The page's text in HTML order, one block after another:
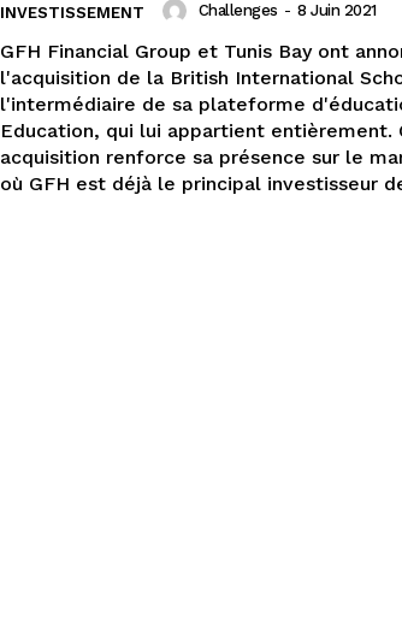
INVESTISSEMENT Challenges - 8 Juin 2021
GFH Financial Group et Tunis Bay ont
l'acquisition de la British International
l'intermédiaire de sa plateforme
Education, qui lui appartient entièrement.
acquisition renforce sa présence sur le
où GFH est déjà le principal investisseur